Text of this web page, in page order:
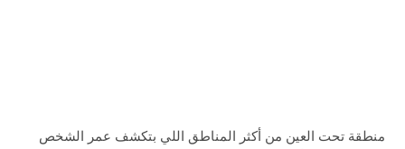
منطقة تحت العين من أكثر المناطق اللي بتكشف عمر الشخص